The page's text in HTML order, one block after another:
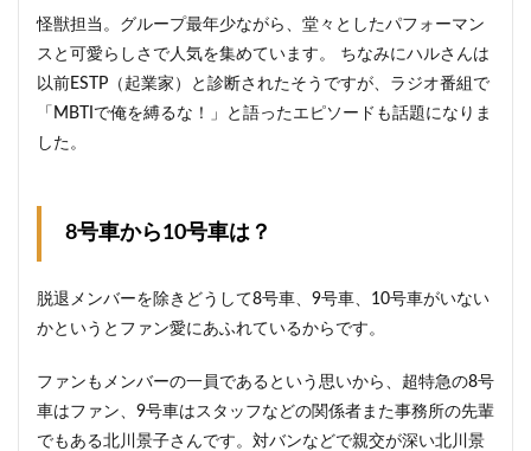
怪獣担当。グループ最年少ながら、堂々としたパフォーマン
スと可愛らしさで人気を集めています。 ちなみにハルさんは
以前ESTP（起業家）と診断されたそうですが、ラジオ番組で
「MBTIで俺を縛るな！」と語ったエピソードも話題になりま
した。
8号車から10号車は？
脱退メンバーを除きどうして8号車、9号車、10号車がいない
かというとファン愛にあふれているからです。
ファンもメンバーの一員であるという思いから、超特急の8号
車はファン、9号車はスタッフなどの関係者また事務所の先輩
でもある北川景子さんです。対バンなどで親交が深い北川景